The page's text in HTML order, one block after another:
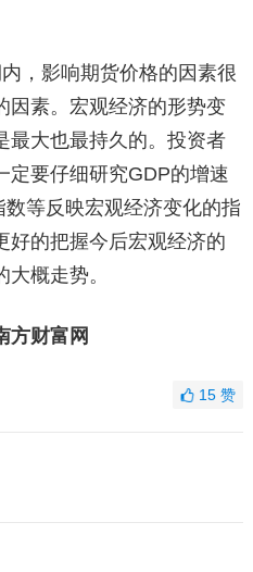
影响期货价格的因素很
因素。宏观经济的形势变
最大也最持久的。投资者
定要仔细研究GDP的增速
等反映宏观经济变化的指
好的把握今后宏观经济的
概走势。
方财富网
15赞